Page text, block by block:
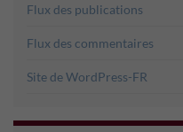
Flux des publications
Flux des commentaires
Site de WordPress-FR